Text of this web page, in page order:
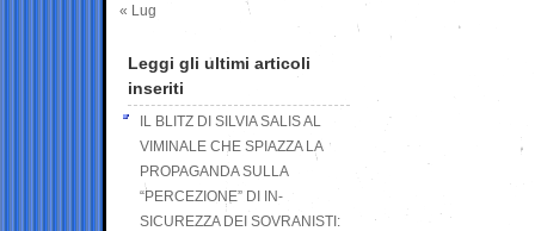
« Lug
Leggi gli ultimi articoli
inseriti
IL BLITZ DI SILVIA SALIS AL
VIMINALE CHE SPIAZZA LA
PROPAGANDA SULLA
“PERCEZIONE” DI IN-
SICUREZZA DEI SOVRANISTI: